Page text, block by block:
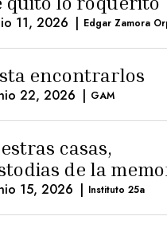
11, 2026 | Edgar Zamora
encontrarlos
22, 2026 | GAM
casas,
de la
15, 2026 | Instituto 25a